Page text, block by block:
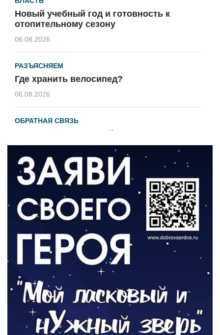
Новый учебный год и готовность к
отопительному сезону
06.08.2026
РАЗЪЯСНЯЕМ
Где хранить велосипед?
06.08.2026
ОБРАТНАЯ СВЯЗЬ
ВЛАСТЬ
День памяти и «Симфония народов»
06.08.2026
Новый настил на экотропе
05.08.2026